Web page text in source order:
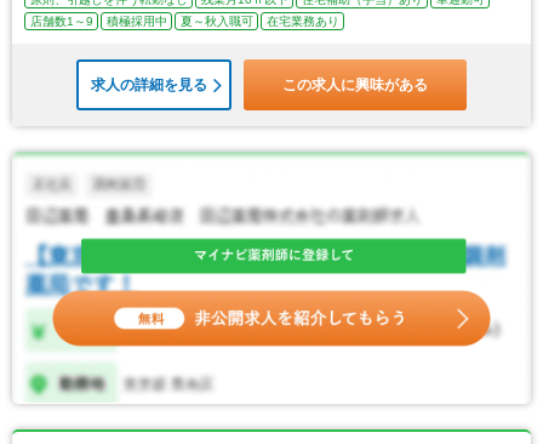
店舗数1～9
積極採用中 夏～秋入職可 在宅業務あり
求人の詳細を見る この求人に興味がある